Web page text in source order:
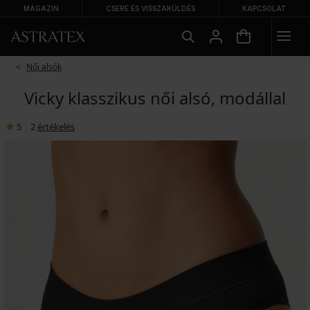
MAGAZIN CSERE ÉS VISSZAKÜLDÉS KAPCSOLAT
Női alsók
Vicky klasszikus női alsó, modállal
5 2 értékelés